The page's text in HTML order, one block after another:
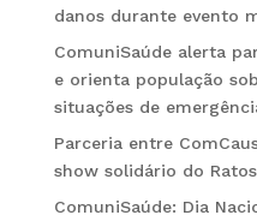
danos durante evento
ComuniSaúde alerta
e orienta população
situações de
Parceria entre
show solidário do
ComuniSaúde: Dia